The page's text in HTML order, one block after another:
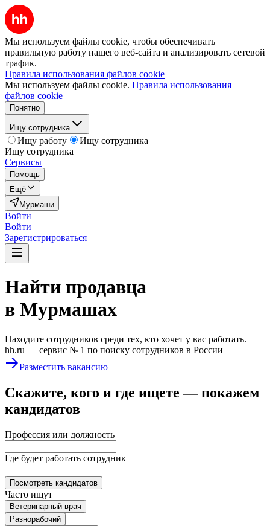
Мы используем файлы cookie, чтобы обеспечивать
правильную работу нашего веб-сайта и анализировать сетевой
трафик.
Правила использования файлов cookie
Мы используем файлы cookie. Правила использования
файлов cookie
Понятно
Ищу сотрудника
Ищу работу
Ищу сотрудника
Ищу сотрудника
Сервисы
Помощь
Ещё
Мурмаши
Войти
Войти
Зарегистрироваться
Найти продавца
в Мурмашах
Находите сотрудников среди тех, кто хочет у вас работать.
hh.ru — сервис № 1 по поиску сотрудников в России
Разместить вакансию
Скажите, кого и где ищете — покажем
кандидатов
Профессия или должность
Где будет работать сотрудник
Посмотреть кандидатов
Часто ищут
Ветеринарный врач
Разнорабочий